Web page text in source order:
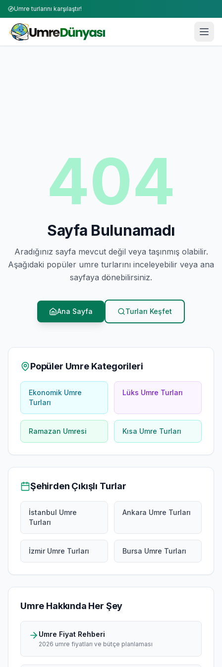
Umre turlarını karşılaştır!
404
Sayfa Bulunamadı
Aradığınız sayfa mevcut değil veya taşınmış olabilir.
Aşağıdaki popüler umre turlarını inceleyebilir veya ana
sayfaya dönebilirsiniz.
Ana Sayfa Turları Keşfet
Popüler Umre Kategorileri
Ekonomik Umre
Turları
Lüks Umre Turları
Ramazan Umresi Kısa Umre Turları
Şehirden Çıkışlı Turlar
İstanbul Umre
Turları
Ankara Umre Turları
İzmir Umre Turları Bursa Umre Turları
Umre Hakkında Her Şey
Umre Fiyat Rehberi
2026 umre fiyatları ve bütçe planlaması